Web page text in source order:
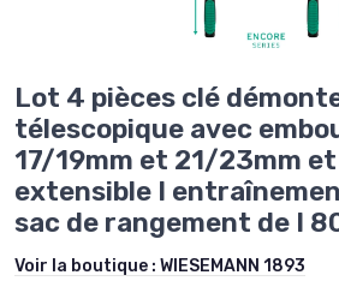
Lot 4 pièces clé
télescopique avec
17/19mm et 21/23mm
extensible I
sac de rangement de I
Voir la boutique : WIESEMANN 1893